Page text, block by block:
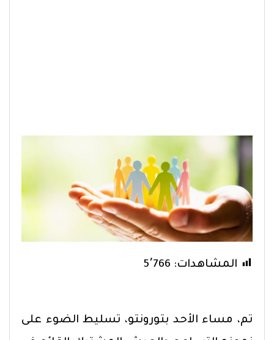
المشاهدات: 5٬766
تم، مساء الأحد بتورونتو، تسليط الضوء على